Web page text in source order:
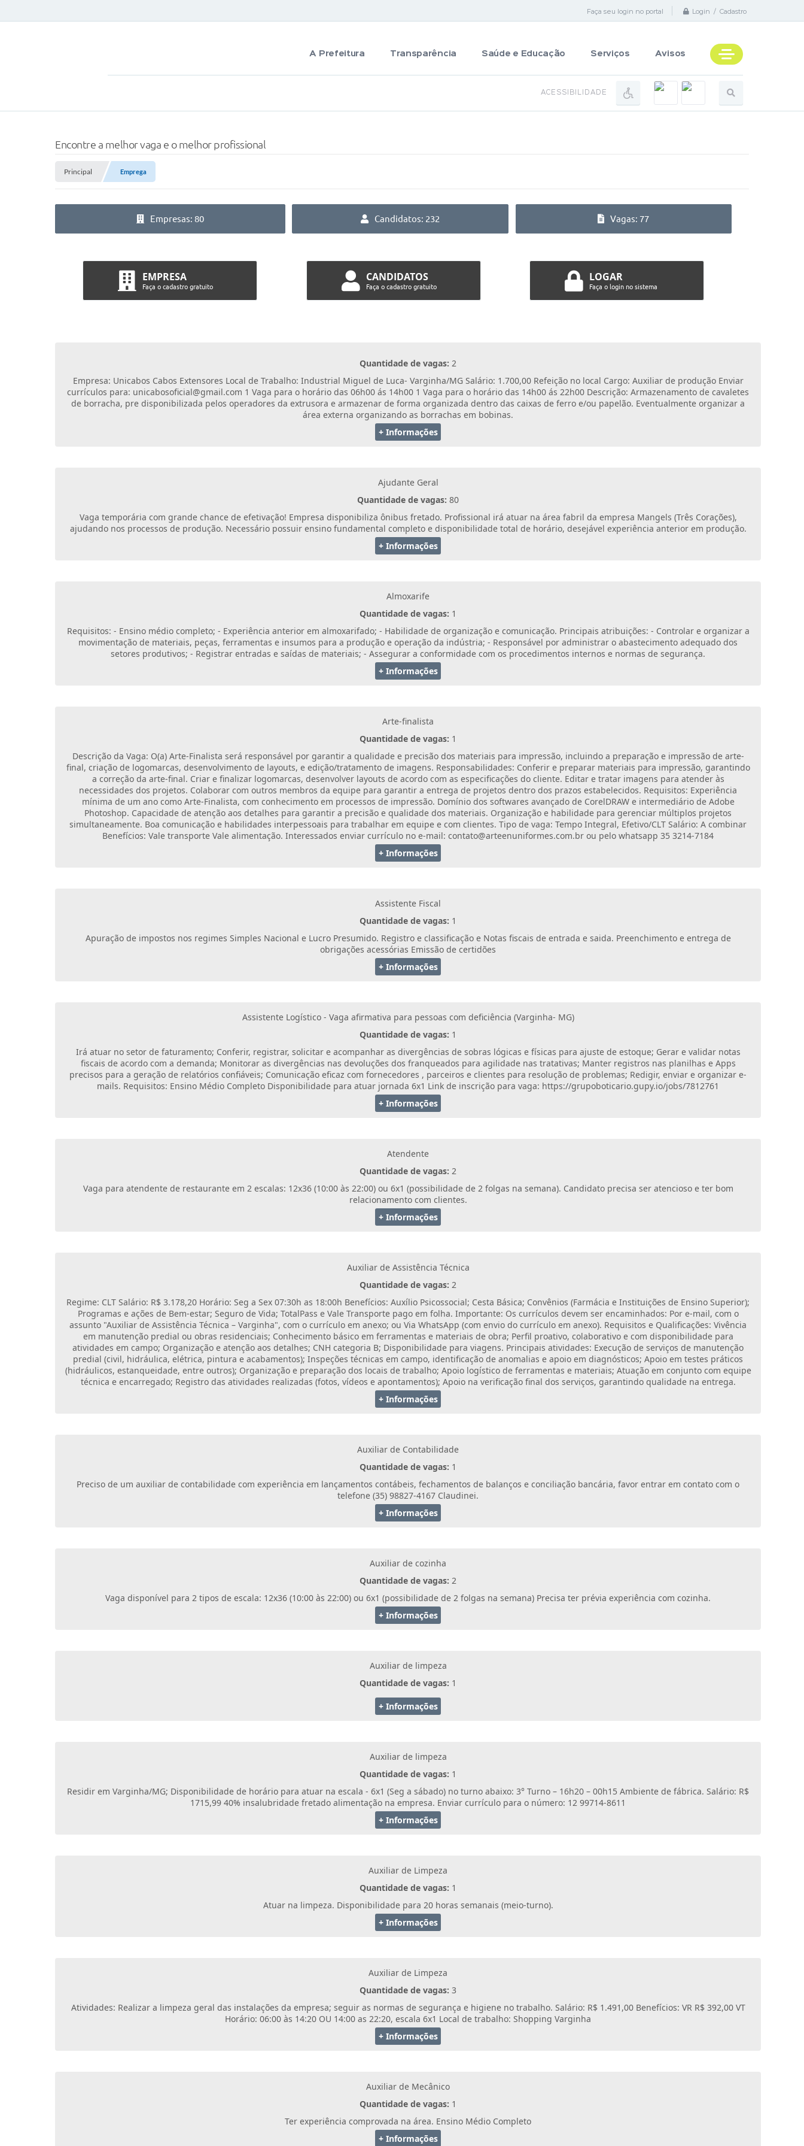
Faça seu login no portal Login / Cadastro
A Prefeitura Transparência Saúde e Educação Serviços Avisos
ACESSIBILIDADE
Encontre a melhor vaga e o melhor profissional
Principal Emprega
Empresas: 80 Candidatos: 232 Vagas: 77
EMPRESA
Faça o cadastro gratuito
CANDIDATOS
Faça o cadastro gratuito
LOGAR
Faça o login no sistema
Quantidade de vagas: 2
Empresa: Unicabos Cabos Extensores Local de Trabalho: Industrial Miguel de Luca- Varginha/MG Salário: 1.700,00 Refeição no local Cargo: Auxiliar de produção Enviar
currículos para: unicabosoficial@gmail.com 1 Vaga para o horário das 06h00 ás 14h00 1 Vaga para o horário das 14h00 ás 22h00 Descrição: Armazenamento de cavaletes
de borracha, pre disponibilizada pelos operadores da extrusora e armazenar de forma organizada dentro das caixas de ferro e/ou papelão. Eventualmente organizar a
área externa organizando as borrachas em bobinas.
+ Informações
Ajudante Geral
Quantidade de vagas: 80
Vaga temporária com grande chance de efetivação! Empresa disponibiliza ônibus fretado. Profissional irá atuar na área fabril da empresa Mangels (Três Corações),
ajudando nos processos de produção. Necessário possuir ensino fundamental completo e disponibilidade total de horário, desejável experiência anterior em produção.
+ Informações
Almoxarife
Quantidade de vagas: 1
Requisitos: - Ensino médio completo; - Experiência anterior em almoxarifado; - Habilidade de organização e comunicação. Principais atribuições: - Controlar e organizar a
movimentação de materiais, peças, ferramentas e insumos para a produção e operação da indústria; - Responsável por administrar o abastecimento adequado dos
setores produtivos; - Registrar entradas e saídas de materiais; - Assegurar a conformidade com os procedimentos internos e normas de segurança.
+ Informações
Arte-finalista
Quantidade de vagas: 1
Descrição da Vaga: O(a) Arte-Finalista será responsável por garantir a qualidade e precisão dos materiais para impressão, incluindo a preparação e impressão de arte-
final, criação de logomarcas, desenvolvimento de layouts, e edição/tratamento de imagens. Responsabilidades: Conferir e preparar materiais para impressão, garantindo
a correção da arte-final. Criar e finalizar logomarcas, desenvolver layouts de acordo com as especificações do cliente. Editar e tratar imagens para atender às
necessidades dos projetos. Colaborar com outros membros da equipe para garantir a entrega de projetos dentro dos prazos estabelecidos. Requisitos: Experiência
mínima de um ano como Arte-Finalista, com conhecimento em processos de impressão. Domínio dos softwares avançado de CorelDRAW e intermediário de Adobe
Photoshop. Capacidade de atenção aos detalhes para garantir a precisão e qualidade dos materiais. Organização e habilidade para gerenciar múltiplos projetos
simultaneamente. Boa comunicação e habilidades interpessoais para trabalhar em equipe e com clientes. Tipo de vaga: Tempo Integral, Efetivo/CLT Salário: A combinar
Benefícios: Vale transporte Vale alimentação. Interessados enviar currículo no e-mail: contato@arteenuniformes.com.br ou pelo whatsapp 35 3214-7184
+ Informações
Assistente Fiscal
Quantidade de vagas: 1
Apuração de impostos nos regimes Simples Nacional e Lucro Presumido. Registro e classificação e Notas fiscais de entrada e saida. Preenchimento e entrega de
obrigações acessórias Emissão de certidões
+ Informações
Assistente Logístico - Vaga afirmativa para pessoas com deficiência (Varginha- MG)
Quantidade de vagas: 1
Irá atuar no setor de faturamento; Conferir, registrar, solicitar e acompanhar as divergências de sobras lógicas e físicas para ajuste de estoque; Gerar e validar notas
fiscais de acordo com a demanda; Monitorar as divergências nas devoluções dos franqueados para agilidade nas tratativas; Manter registros nas planilhas e Apps
precisos para a geração de relatórios confiáveis; Comunicação eficaz com fornecedores , parceiros e clientes para resolução de problemas; Redigir, enviar e organizar e-
mails. Requisitos: Ensino Médio Completo Disponibilidade para atuar jornada 6x1 Link de inscrição para vaga: https://grupoboticario.gupy.io/jobs/7812761
+ Informações
Atendente
Quantidade de vagas: 2
Vaga para atendente de restaurante em 2 escalas: 12x36 (10:00 às 22:00) ou 6x1 (possibilidade de 2 folgas na semana). Candidato precisa ser atencioso e ter bom
relacionamento com clientes.
+ Informações
Auxiliar de Assistência Técnica
Quantidade de vagas: 2
Regime: CLT Salário: R$ 3.178,20 Horário: Seg a Sex 07:30h as 18:00h Benefícios: Auxílio Psicossocial; Cesta Básica; Convênios (Farmácia e Instituições de Ensino Superior);
Programas e ações de Bem-estar; Seguro de Vida; TotalPass e Vale Transporte pago em folha. Importante: Os currículos devem ser encaminhados: Por e-mail, com o
assunto "Auxiliar de Assistência Técnica – Varginha", com o currículo em anexo; ou Via WhatsApp (com envio do currículo em anexo). Requisitos e Qualificações: Vivência
em manutenção predial ou obras residenciais; Conhecimento básico em ferramentas e materiais de obra; Perfil proativo, colaborativo e com disponibilidade para
atividades em campo; Organização e atenção aos detalhes; CNH categoria B; Disponibilidade para viagens. Principais atividades: Execução de serviços de manutenção
predial (civil, hidráulica, elétrica, pintura e acabamentos); Inspeções técnicas em campo, identificação de anomalias e apoio em diagnósticos; Apoio em testes práticos
(hidráulicos, estanqueidade, entre outros); Organização e preparação dos locais de trabalho; Apoio logístico de ferramentas e materiais; Atuação em conjunto com equipe
técnica e encarregado; Registro das atividades realizadas (fotos, vídeos e apontamentos); Apoio na verificação final dos serviços, garantindo qualidade na entrega.
+ Informações
Auxiliar de Contabilidade
Quantidade de vagas: 1
Preciso de um auxiliar de contabilidade com experiência em lançamentos contábeis, fechamentos de balanços e conciliação bancária, favor entrar em contato com o
telefone (35) 98827-4167 Claudinei.
+ Informações
Auxiliar de cozinha
Quantidade de vagas: 2
Vaga disponível para 2 tipos de escala: 12x36 (10:00 às 22:00) ou 6x1 (possibilidade de 2 folgas na semana) Precisa ter prévia experiência com cozinha.
+ Informações
Auxiliar de limpeza
Quantidade de vagas: 1
+ Informações
Auxiliar de limpeza
Quantidade de vagas: 1
Residir em Varginha/MG; Disponibilidade de horário para atuar na escala - 6x1 (Seg a sábado) no turno abaixo: 3° Turno – 16h20 – 00h15 Ambiente de fábrica. Salário: R$
1715,99 40% insalubridade fretado alimentação na empresa. Enviar currículo para o número: 12 99714-8611
+ Informações
Auxiliar de Limpeza
Quantidade de vagas: 1
Atuar na limpeza. Disponibilidade para 20 horas semanais (meio-turno).
+ Informações
Auxiliar de Limpeza
Quantidade de vagas: 3
Atividades: Realizar a limpeza geral das instalações da empresa; seguir as normas de segurança e higiene no trabalho. Salário: R$ 1.491,00 Benefícios: VR R$ 392,00 VT
Horário: 06:00 às 14:20 OU 14:00 as 22:20, escala 6x1 Local de trabalho: Shopping Varginha
+ Informações
Auxiliar de Mecânico
Quantidade de vagas: 1
Ter experiência comprovada na área. Ensino Médio Completo
+ Informações